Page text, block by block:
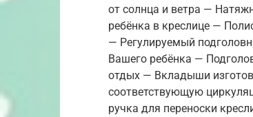
от солнца и ветра —
ребёнка в креслице —
— Регулируемый
Вашего ребёнка —
отдых — Вкладыши
соответствующую
ручка для переноски